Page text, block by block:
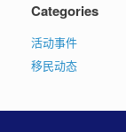
Categories
活动事件
移民动态